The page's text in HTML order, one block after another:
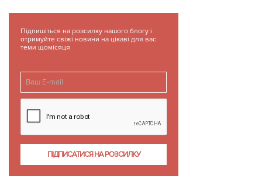
Підпишіться на розсилку нашого блогу і
отримуйте свіжі новини на цікаві для вас
теми щомісяця